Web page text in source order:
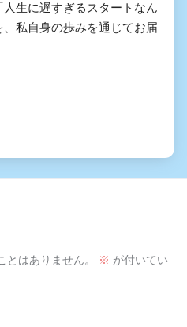
生に遅すぎるスタートなん
私自身の歩みを通じてお届
はありません。 ※ が付いてい